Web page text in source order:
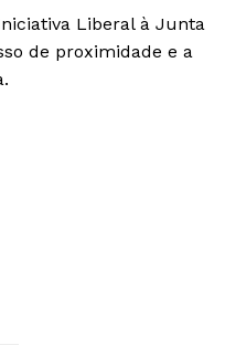
Liberal à Junta
de proximidade e a